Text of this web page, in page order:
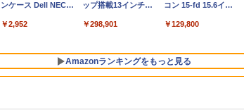
ンケース Dell NEC
dynabook Lenovo
￥2,952
ップ搭載13インチノ
Apple Intelligence、
Retinaディスプレ
イ、24GBユニファイ
ドメモリ、1TB SSD
￥298,901
コン 15-fd 15.6イン
512GB SSD インテ
￥129,800
Amazonランキングをもっと見る